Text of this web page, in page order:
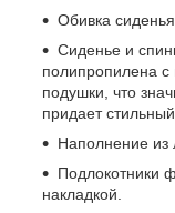
Обивка сиденья
Сиденье и
полипропилена
подушки, что
придает
Наполнение из
Подлокотники
накладкой.